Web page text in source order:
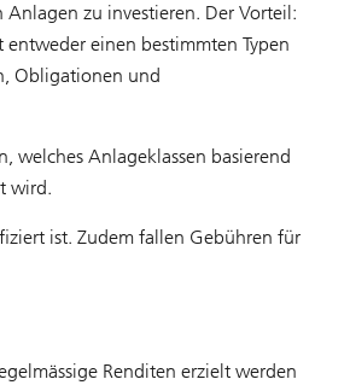
zu investieren. Der Vorteil:
entweder einen bestimmten Typen
Obligationen und
welches Anlageklassen basierend
wird.
ist. Zudem fallen Gebühren für
Renditen erzielt werden